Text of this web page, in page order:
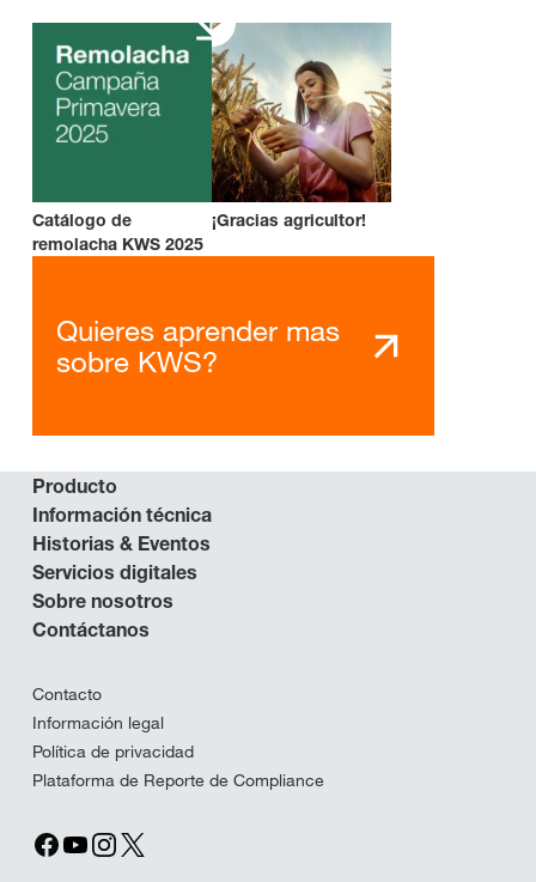
Catálogo de
remolacha KWS 2025
¡Gracias agricultor!
Quieres aprender mas
sobre KWS?
Producto
Información técnica
Historias & Eventos
Servicios digitales
Sobre nosotros
Contáctanos
Contacto
Información legal
Política de privacidad
Plataforma de Reporte de Compliance